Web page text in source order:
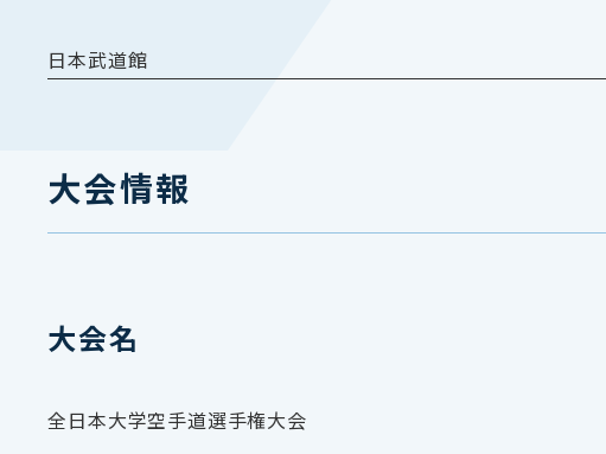
日本武道館
大会情報
大会名
全日本大学空手道選手権大会